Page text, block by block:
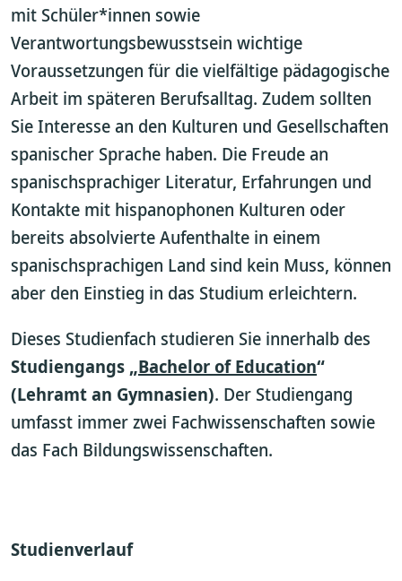
mit Schüler*innen sowie
Verantwortungsbewusstsein wichtige
Voraussetzungen für die vielfältige pädagogische
Arbeit im späteren Berufsalltag. Zudem sollten
Sie Interesse an den Kulturen und Gesellschaften
spanischer Sprache haben. Die Freude an
spanischsprachiger Literatur, Erfahrungen und
Kontakte mit hispanophonen Kulturen oder
bereits absolvierte Aufenthalte in einem
spanischsprachigen Land sind kein Muss, können
aber den Einstieg in das Studium erleichtern.
Dieses Studienfach studieren Sie innerhalb des
Studiengangs „Bachelor of Education“
(Lehramt an Gymnasien). Der Studiengang
umfasst immer zwei Fachwissenschaften sowie
das Fach Bildungswissenschaften.
Studienverlauf